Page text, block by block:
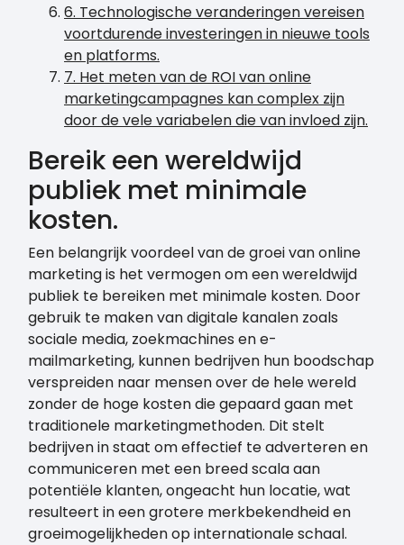
6. Technologische veranderingen vereisen
voortdurende investeringen in nieuwe tools
en platforms.
7. Het meten van de ROI van online
marketingcampagnes kan complex zijn
door de vele variabelen die van invloed zijn.
Bereik een wereldwijd
publiek met minimale
kosten.
Een belangrijk voordeel van de groei van online
marketing is het vermogen om een wereldwijd
publiek te bereiken met minimale kosten. Door
gebruik te maken van digitale kanalen zoals
sociale media, zoekmachines en e-
mailmarketing, kunnen bedrijven hun boodschap
verspreiden naar mensen over de hele wereld
zonder de hoge kosten die gepaard gaan met
traditionele marketingmethoden. Dit stelt
bedrijven in staat om effectief te adverteren en
communiceren met een breed scala aan
potentiële klanten, ongeacht hun locatie, wat
resulteert in een grotere merkbekendheid en
groeimogelijkheden op internationale schaal.